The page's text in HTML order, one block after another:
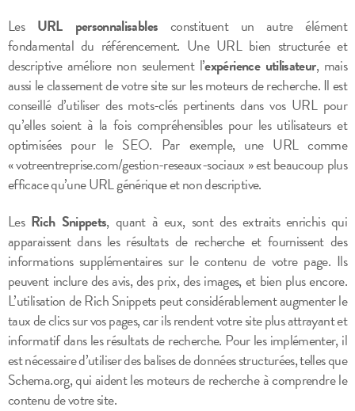
Les URL personnalisables constituent un autre élément
fondamental du référencement. Une URL bien structurée et
descriptive améliore non seulement l’expérience utilisateur, mais
aussi le classement de votre site sur les moteurs de recherche. Il est
conseillé d’utiliser des mots-clés pertinents dans vos URL pour
qu’elles soient à la fois compréhensibles pour les utilisateurs et
optimisées pour le SEO. Par exemple, une URL comme
« votreentreprise.com/gestion-reseaux-sociaux » est beaucoup plus
efficace qu’une URL générique et non descriptive.
Les Rich Snippets, quant à eux, sont des extraits enrichis qui
apparaissent dans les résultats de recherche et fournissent des
informations supplémentaires sur le contenu de votre page. Ils
peuvent inclure des avis, des prix, des images, et bien plus encore.
L’utilisation de Rich Snippets peut considérablement augmenter le
taux de clics sur vos pages, car ils rendent votre site plus attrayant et
informatif dans les résultats de recherche. Pour les implémenter, il
est nécessaire d’utiliser des balises de données structurées, telles que
Schema.org, qui aident les moteurs de recherche à comprendre le
contenu de votre site.